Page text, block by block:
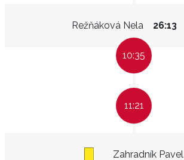
Režňáková Nela 26:13
10:35
11:21
Zahradník Pavel